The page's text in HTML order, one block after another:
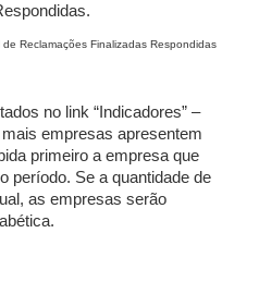
Reclamações Finalizadas Respondidas
no link “Indicadores” –
empresas apresentem
primeiro a empresa que
período. Se a quantidade de
as empresas serão